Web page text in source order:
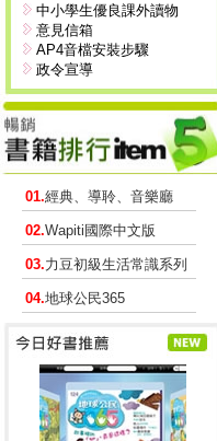
中小學生優良課外讀物
意見信箱
AP4音檔安裝步驟
政令宣導
01.經典、導聆、音樂廳
02.Wapiti國際中文版
03.力豆初級生活常識系列
04.地球公民365